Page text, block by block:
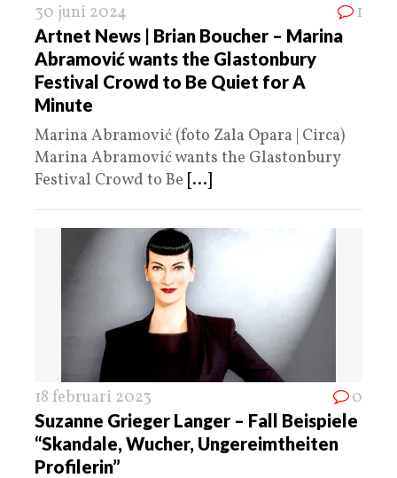
30 juni 2024 1
Artnet News | Brian Boucher – Marina
Abramović wants the Glastonbury
Festival Crowd to Be Quiet for A
Minute
Marina Abramović (foto Zala Opara | Circa)
Marina Abramović wants the Glastonbury
Festival Crowd to Be [...]
18 februari 2023 0
Suzanne Grieger Langer – Fall Beispiele
“Skandale, Wucher, Ungereimtheiten
Profilerin”